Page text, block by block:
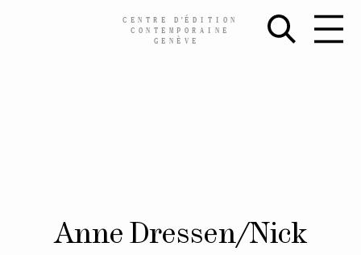
CENTRE D’ÉDITION
CONTEMPORAINE
GENÈVE
Anne Dressen/Nick